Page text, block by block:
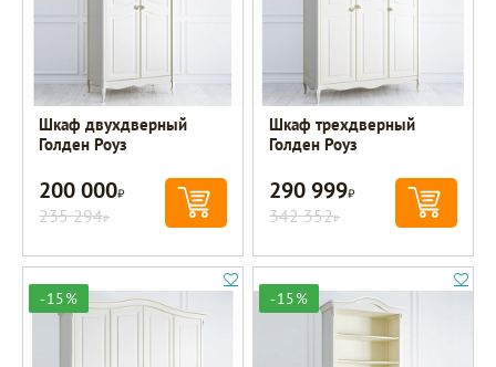
Шкаф двухдверный
Голден Роуз
200 000Р
235 294Р
Шкаф трехдверный
Голден Роуз
290 999Р
342 352Р
-15% -15%